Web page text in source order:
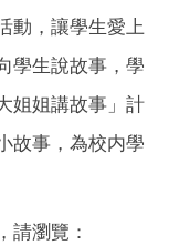
動，讓學生愛上
學生說故事，學
姐姐講故事」計
故事，為校内學
請瀏覽：